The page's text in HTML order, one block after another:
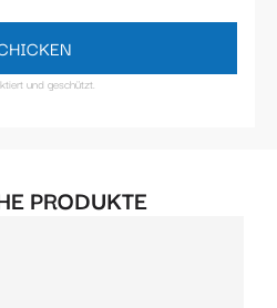
und geschützt.
PRODUKTE